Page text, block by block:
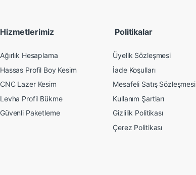
Hizmetlerimiz
Ağırlık Hesaplama
Hassas Profil Boy Kesim
CNC Lazer Kesim
Levha Profil Bükme
Güvenli Paketleme
Politikalar
Üyelik Sözleşmesi
İade Koşulları
Mesafeli Satış Sözleşmesi
Kullanım Şartları
Gizlilik Politikası
Çerez Politikası